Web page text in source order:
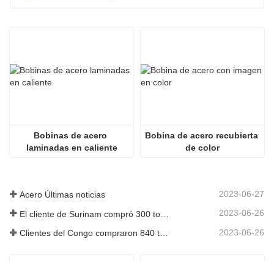
Bobinas de acero
laminadas en caliente
Bobina de acero recubierta
de color
Acero Últimas noticias 2023-06-27
2023-06-26
2023-06-26